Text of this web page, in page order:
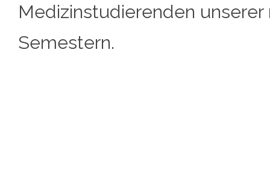
Medizinstudierenden
Semestern.